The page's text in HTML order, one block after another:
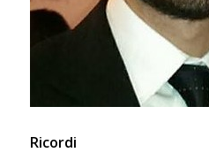
Ricordi